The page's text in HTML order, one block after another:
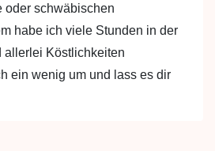
oder schwäbischen
habe ich viele Stunden in der
allerlei Köstlichkeiten
ein wenig um und lass es dir